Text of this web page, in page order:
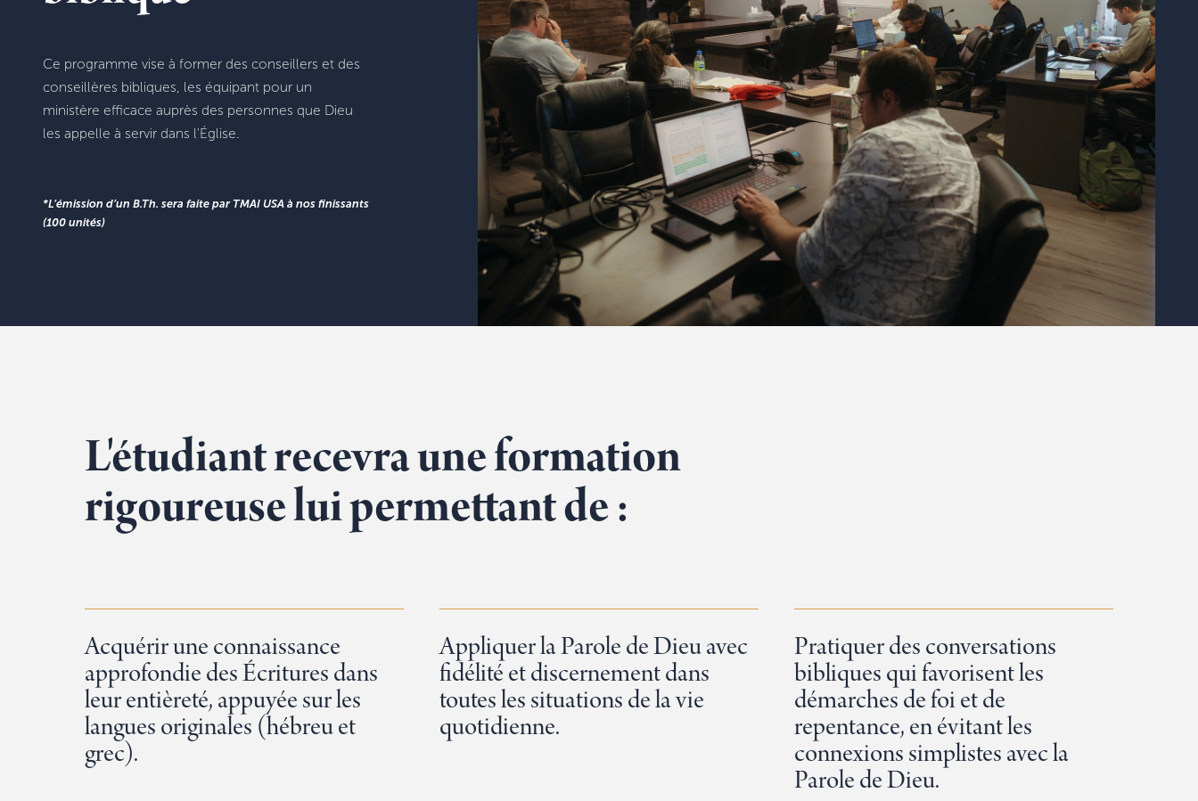
Ce programme vise à former des conseillers et des
conseillères bibliques, les équipant pour un
ministère efficace auprès des personnes que Dieu
les appelle à servir dans l'Église.
*L’émission d’un B.Th. sera faite par TMAI USA à nos finissants
(100 unités)
L'étudiant recevra une formation
rigoureuse lui permettant de :
Acquérir une connaissance
approfondie des Écritures dans
leur entièreté, appuyée sur les
langues originales (hébreu et
grec).
Appliquer la Parole de Dieu avec
fidélité et discernement dans
toutes les situations de la vie
quotidienne.
Pratiquer des conversations
bibliques qui favorisent les
démarches de foi et de
repentance, en évitant les
connexions simplistes avec la
Parole de Dieu.